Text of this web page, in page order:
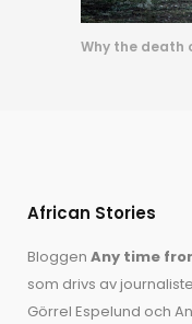
Why the death
African Stories
Bloggen Any time
som drivs av
Görrel Espelund och